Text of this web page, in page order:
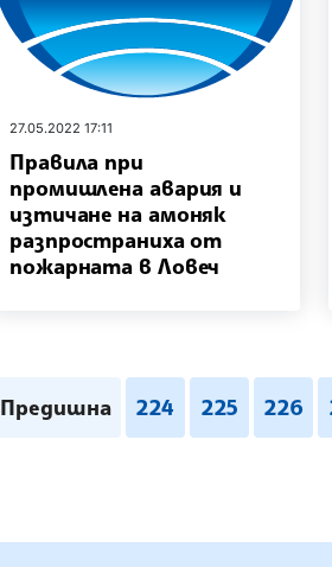
27.05.2022 17:11
Правила при
промишлена авария и
изтичане на амоняк
разпространиха от
пожарната в Ловеч
Предишна 224 225 226